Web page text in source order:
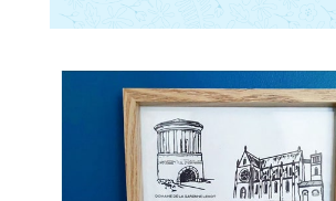
Square